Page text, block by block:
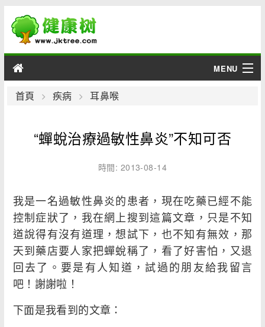
MENU
男性
綜合
疾病
首頁 疾病 耳鼻喉
“蟬蛻治療過敏性鼻炎”不知可否
時間: 2013-08-14
我是一名過敏性鼻炎的患者，現在吃藥已經不能
控制症狀了，我在網上搜到這篇文章，只是不知
道說得有沒有道理，想試下，也不知有無效，那
天到藥店要人家把蟬蛻稱了，看了好害怕，又退
回去了。要是有人知道，試過的朋友給我留言
吧！謝謝啦！
下面是我看到的文章：